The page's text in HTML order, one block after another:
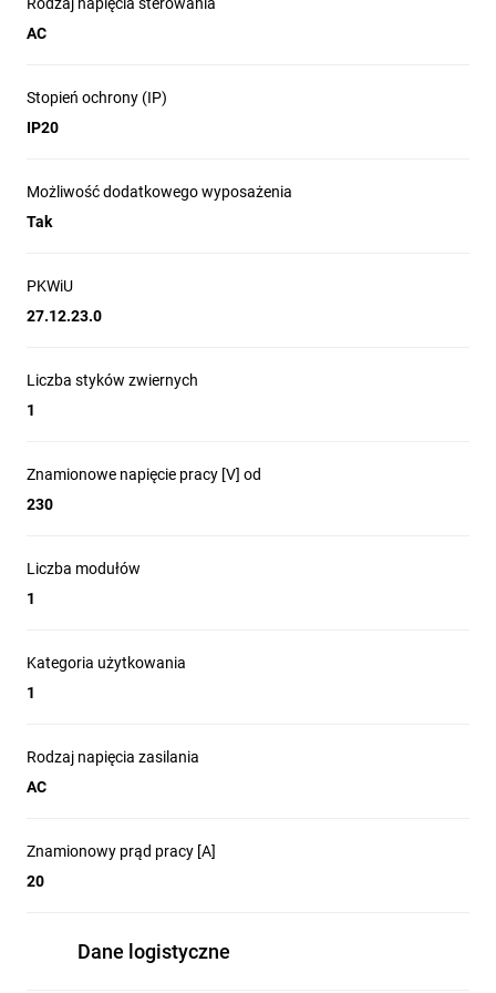
3D
Wersje ze sterowaniem cewki 24V AC i 230V AC.
4-0, 1-3, 2-2, 3-1, 0-4).
temperatury otoczenia (pracy) przekraczającej 40°C.
Wysoka trwałość mechaniczna i dopuszczalna częstość
Dostępna wersja w wykonaniu 4-biegunowym o szerokości
tylko 2 modułów (R25).
AC
Stopień ochrony (IP)
IP20
Możliwość dodatkowego wyposażenia
Tak
PKWiU
27.12.23.0
Liczba styków zwiernych
1
Znamionowe napięcie pracy [V] od
230
Liczba modułów
1
Kategoria użytkowania
1
Rodzaj napięcia zasilania
AC
Znamionowy prąd pracy [A]
20
Dane logistyczne